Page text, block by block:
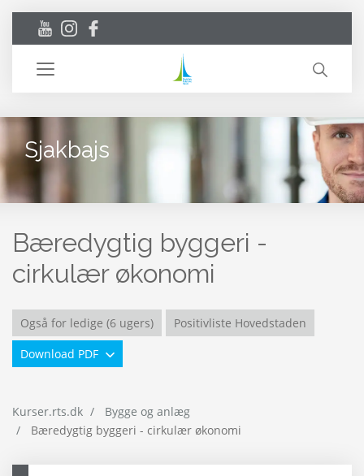
Toggle
Sjakbajs
Bæredygtig byggeri -
cirkulær økonomi
Også for ledige (6 ugers)
Positivliste Hovedstaden
Download PDF
Kurser.rts.dk
Bygge og anlæg
Bæredygtig byggeri - cirkulær økonomi